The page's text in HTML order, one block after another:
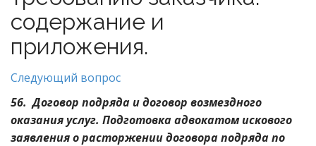
содержание и
приложения.
Следующий вопрос
56. Договор подряда и договор возмездного
оказания услуг. Подготовка адвокатом искового
заявления о расторжении договора подряда по